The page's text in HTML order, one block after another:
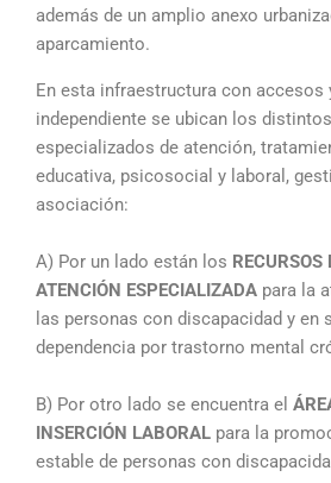
además de un amplio anexo
aparcamiento.
En esta infraestructura con accesos
independiente se ubican los
especializados de atención,
educativa, psicosocial y laboral,
asociación:
A) Por un lado están los RECURSOS
ATENCIÓN ESPECIALIZADA para la
las personas con discapacidad y en
dependencia por trastorno mental
B) Por otro lado se encuentra el
INSERCIÓN LABORAL para la
estable de personas con